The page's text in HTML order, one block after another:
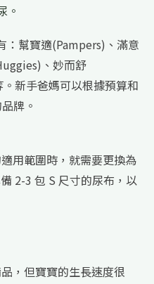
。
：幫寶適(Pampers)、滿意
、妙而舒
新手爸媽可以根據預算和
牌。
用範圍時，就需要更換為
2-3 包 S 尺寸的尿布，以
，但寶寶的生長速度很